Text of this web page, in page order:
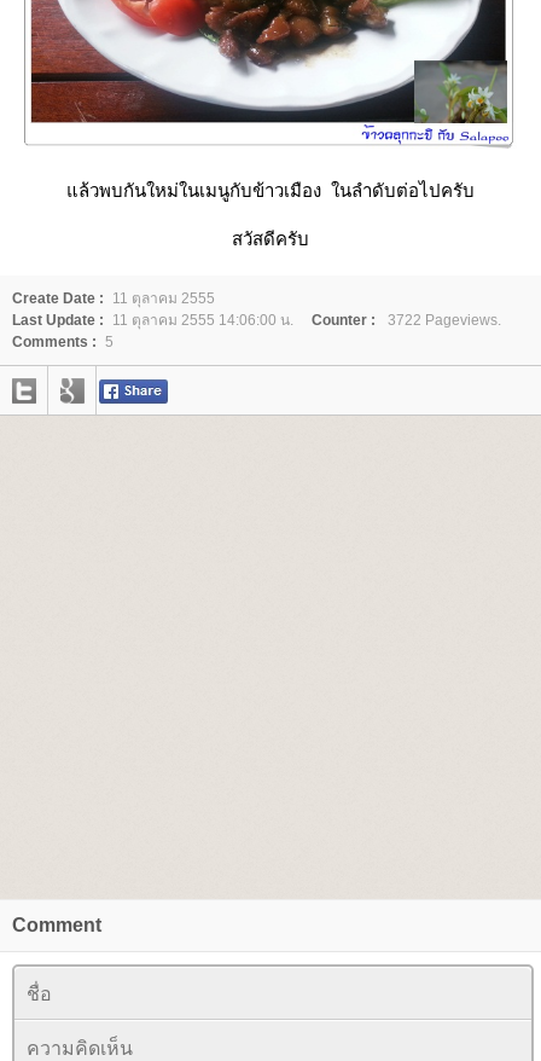
ล้วพบกันใหม่ในเมนูกับข้าวเมือง ในลำดับต่อไปครับ
สวัสดีครับ
Create Date :
11 ตุลาคม 2555
Last Update :
11 ตุลาคม 2555 14:06:00 น. Counter :
3722 Pageviews.
Comments : 5
Comment